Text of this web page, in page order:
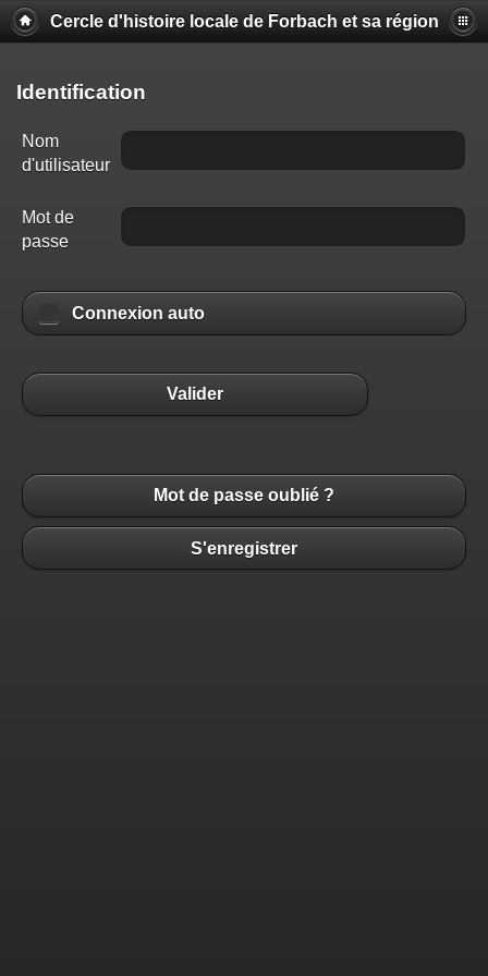
Cercle d'histoire locale de Forbach et sa région
Identification
Nom
d'utilisateur
Mot de
passe
Connexion auto
Valider
Mot de passe oublié ?
S'enregistrer